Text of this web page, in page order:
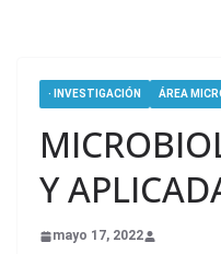
· INVESTIGACIÓN ÁREA
Y
mayo 17, 2022